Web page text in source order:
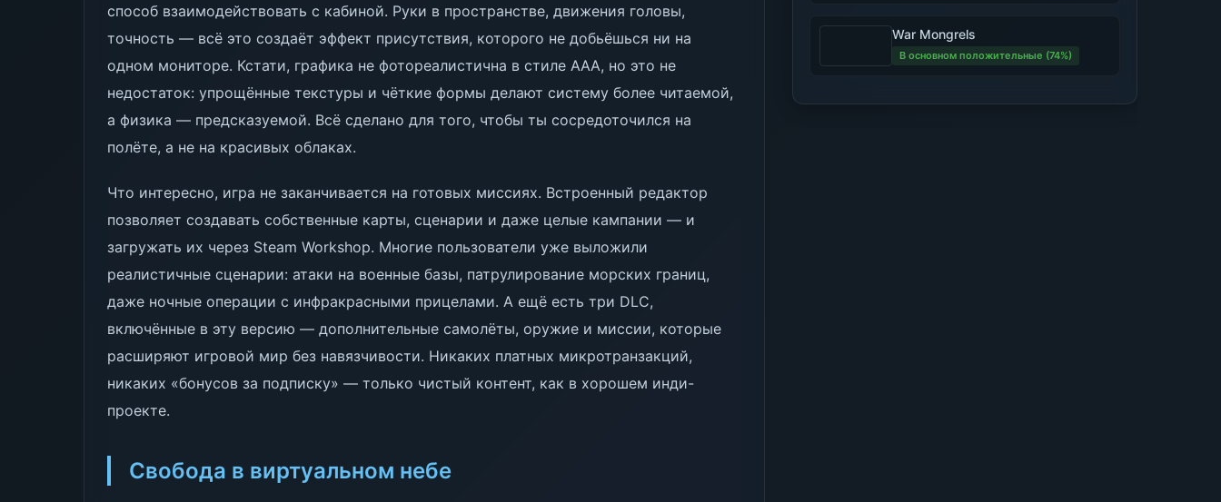
способ взаимодействовать с кабиной. Руки в пространстве, движения головы,
точность — всё это создаёт эффект присутствия, которого не добьёшься ни на
одном мониторе. Кстати, графика не фотореалистична в стиле AAA, но это не
недостаток: упрощённые текстуры и чёткие формы делают систему более читаемой,
а физика — предсказуемой. Всё сделано для того, чтобы ты сосредоточился на
полёте, а не на красивых облаках.
Что интересно, игра не заканчивается на готовых миссиях. Встроенный редактор
позволяет создавать собственные карты, сценарии и даже целые кампании — и
загружать их через Steam Workshop. Многие пользователи уже выложили
реалистичные сценарии: атаки на военные базы, патрулирование морских границ,
даже ночные операции с инфракрасными прицелами. А ещё есть три DLC,
включённые в эту версию — дополнительные самолёты, оружие и миссии, которые
расширяют игровой мир без навязчивости. Никаких платных микротранзакций,
никаких «бонусов за подписку» — только чистый контент, как в хорошем инди-
проекте.
Свобода в виртуальном небе
War Mongrels
В основном положительные (74%)